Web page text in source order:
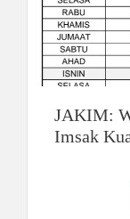
JAKIM:
Imsak